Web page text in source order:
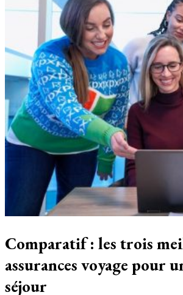
Comparatif : les trois
assurances voyage pour
séjour